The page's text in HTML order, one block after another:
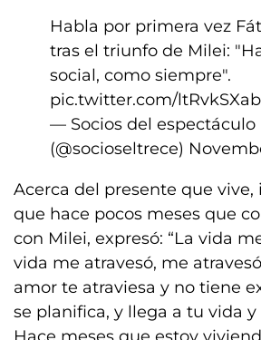
Habla por primera vez
tras el triunfo de Milei:
social, como siempre".
pic.twitter.com/
— Socios del espectáculo
(@socioseltrece)
Acerca del presente que vive,
que hace pocos meses que
con Milei, expresó: “La vida
vida me atravesó, me
amor te atraviesa y no tiene
se planifica, y llega a tu vida y